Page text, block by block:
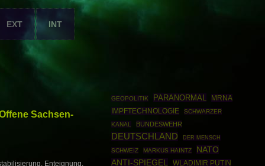
EXT INT
Sachsen-
Enteignung,
GEOPOLITIK PARANORMAL
MRNA
IMPFTECHNOLOGIE
SCHWARZER
KANAL
BUNDESWEHR
DEUTSCHLAND DER MENSCH
SCHWEIZ MARKUS HAINTZ NATO
ANTI-SPIEGEL WLADIMIR PUTIN